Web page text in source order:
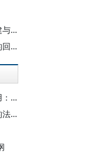
马颜昕：公共数据授权运营的类型构建与制度展开
马颜昕：论行政法典对数字政府建设的回应
郑跃平：数字政府建设中的智能体应用：技术演进、风险分析与治理路径
赵龙：政策试验视域下数字政府建设的法治化图景